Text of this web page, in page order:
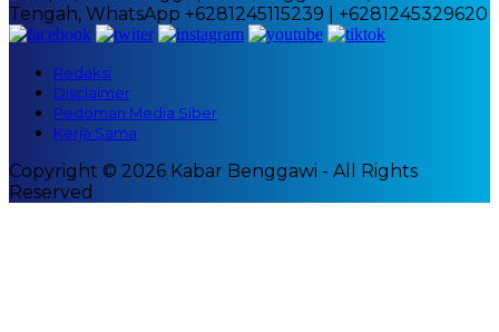
Tengah, WhatsApp +6281245115239 | +6281245329620
Redaksi
Disclaimer
Pedoman Media Siber
Kerja Sama
Copyright © 2026 Kabar Benggawi - All Rights
Reserved